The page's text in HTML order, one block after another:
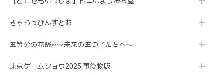
きゃらっぴんすとあ
五等分の花嫁∽〜未来の五つ子たちへ〜
東京ゲームショウ2025 事後物販